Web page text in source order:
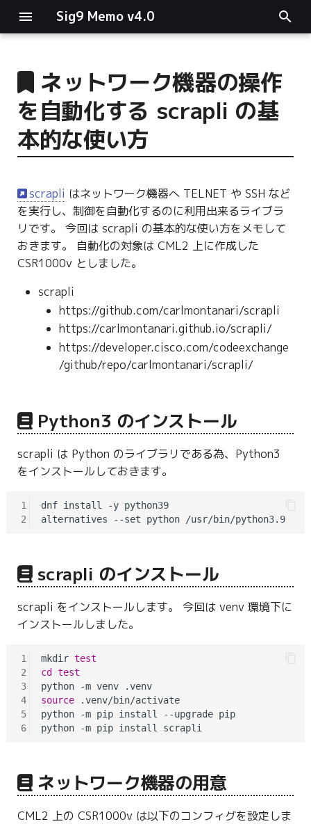
Sig9 Memo v4.0
main関数
リスト関連
ログ関連
条件分岐
型指定
ネットワーク機器の操作
を自動化する scrapli の基
本的な使い方
scrapli はネットワーク機器へ TELNET や SSH など
を実行し、制御を自動化するのに利用出来るライブラ
リです。 今回は scrapli の基本的な使い方をメモして
おきます。 自動化の対象は CML2 上に作成した
CSR1000v としました。
scrapli
https://github.com/carlmontanari/scrapli
https://carlmontanari.github.io/scrapli/
https://developer.cisco.com/codeexchange
/github/repo/carlmontanari/scrapli/
Python3 のインストール
scrapli は Python のライブラリである為、Python3
をインストールしておきます。
1
2
dnf install -y python39
alternatives --set python /usr/bin/python3.9
scrapli のインストール
scrapli をインストールします。 今回は venv 環境下に
インストールしました。
1
2
3
4
5
6
mkdir test
cd
test
python -m venv .venv
source .venv/bin/activate
python -m pip install --upgrade pip
ネットワーク機器の用意
CML2 上の CSR1000v は以下のコンフィグを設定しま